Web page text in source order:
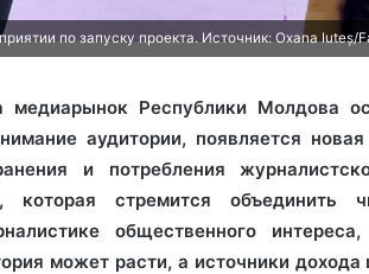
по запуску проекта. Источник: Oxana Iuteș/
медиарынок Республики Молдова
аудитории, появляется
и потребления
которая стремится объединить
общественного
может расти, а источники